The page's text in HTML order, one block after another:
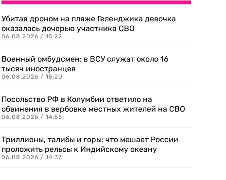
Убитая дроном на пляже Геленджика девочка
оказалась дочерью участника СВО
06.08.2026 / 15:22
Военный омбудсмен: в ВСУ служат около 16
тысяч иностранцев
06.08.2026 / 15:20
Посольство РФ в Колумбии ответило на
обвинения в вербовке местных жителей на СВО
06.08.2026 / 14:55
Триллионы, талибы и горы: что мешает России
проложить рельсы к Индийскому океану
06.08.2026 / 14:37